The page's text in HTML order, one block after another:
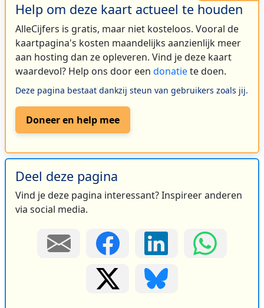
Help om deze kaart actueel te houden
AlleCijfers is gratis, maar niet kosteloos. Vooral de
kaartpagina's kosten maandelijks aanzienlijk meer
aan hosting dan ze opleveren. Vind je deze kaart
waardevol? Help ons door een donatiete doen.
Deze pagina bestaat dankzij steun van gebruikers zoals jij.
Doneer en help mee
Deel deze pagina
Vind je deze pagina interessant? Inspireer anderen
via social media.